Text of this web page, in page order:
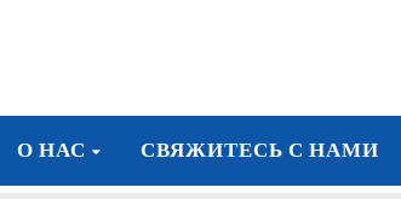
О НАС СВЯЖИТЕСЬ С НАМИ